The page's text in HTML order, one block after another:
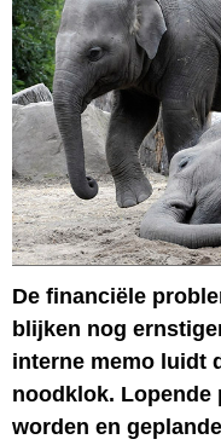
De financiële
blijken nog
interne memo luidt
noodklok. Lopende
worden en